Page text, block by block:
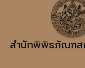
สำนักพิพิธภัณฑส